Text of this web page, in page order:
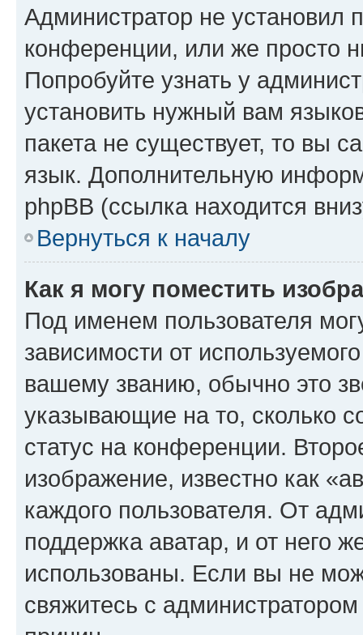
Администратор не установил
конференции, или же просто
Попробуйте узнать у
установить нужный вам
пакета не существует, то вы
язык. Дополнительную
phpBB (ссылка находится
Вернуться к началу
Как я могу поместить
Под именем пользователя
зависимости от
вашему званию, обычно это
указывающие на то, сколько
статус на конференции.
изображение, известно как
каждого пользователя. От
поддержка аватар, и от него
использованы. Если вы не
свяжитесь с